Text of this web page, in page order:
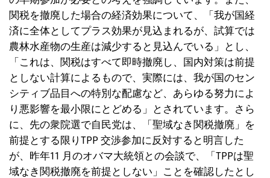
関税を撤廃した場合の経済効果について、「我が国経
済に全体としてプラス効果が見込まれるが、試算では
農林水産物の生産は減少すると見込んでいる」とし、
「これは、関税はすべて即時撤廃し、国内対策は前提
としない計算によるもので、実際には、我が国のセン
シティブ品目への特別な配慮など、あらゆる努力によ
り悪影響を最小限にとどめる」とされています。さら
に、先の衆院選で自民党は、「聖域なき関税撤廃」を
前提とする限りTPP 交渉参加に反対すると明言した
が、昨年11 月のオバマ大統領との会談で、「TPPは聖
域なき関税撤廃を前提としない」ことを確認したとし